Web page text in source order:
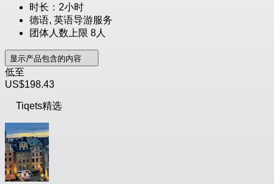
时长：2小时
德语, 英语导游服务
团体人数上限 8人
显示产品包含的内容
低至
US$198.43
Tiqets精选